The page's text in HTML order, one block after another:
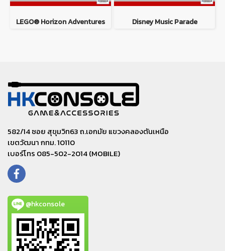
LEGO® Horizon Adventures Disney Music Parade
582/14 ซอย สุขุมวิท63 ถ.เอกมัย แขวงคลองตันเหนือ
เขตวัฒนา กทม. 10110
เบอร์โทร 085-502-2014 (MOBILE)
@hkconsole